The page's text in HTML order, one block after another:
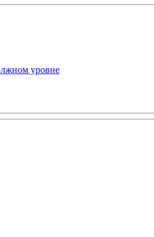
уровне